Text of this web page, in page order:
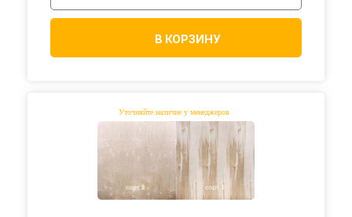
В КОРЗИНУ